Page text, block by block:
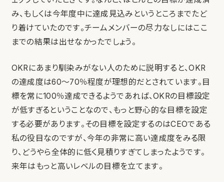
み、もしくは今年度中に達成見込みというところまでたど
り着けていたのです。チームメンバーの尽力なしにはここ
までの結果は出せなかったでしょう。
OKRにあまり馴染みがない人のために説明すると、OKR
の達成度は60〜70％程度が理想的だとされています。目
標を常に100％達成できるようであれば、OKRの目標設定
が低すぎるということなので、もっと野心的な目標を設定
する必要があります。その目標を設定するのはCEOである
私の役目なのですが、今年の非常に高い達成度をみる限
り、どうやら全体的に低く見積りすぎてしまったようです。
来年はもっと高いレベルの目標を立てます。